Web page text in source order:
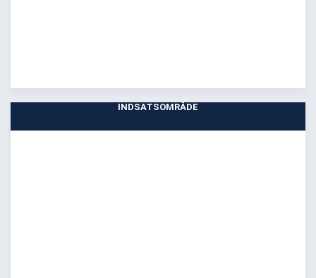
INDSATSOMRÅDE